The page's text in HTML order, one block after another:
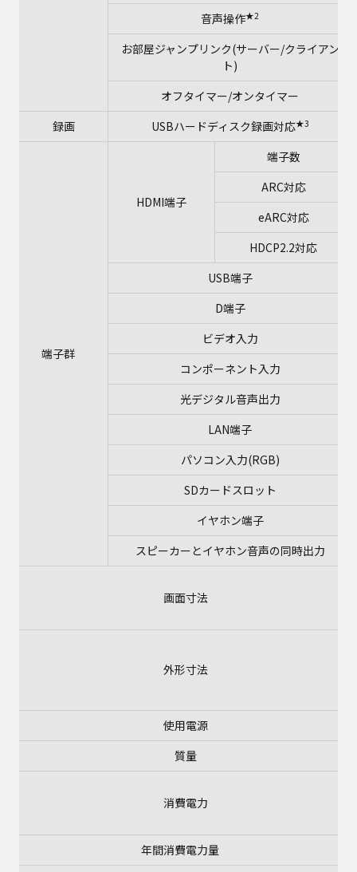
音声操作★2
お部屋ジャンプリンク(サーバー/クライアン
ト)
オフタイマー/オンタイマー
録画
USBハードディスク録画対応★3
端子群
HDMI端子
端子数
ARC対応
eARC対応
HDCP2.2対応
USB端子
D端子
ビデオ入力
コンポーネント入力
光デジタル音声出力
LAN端子
パソコン入力(RGB)
SDカードスロット
イヤホン端子
スピーカーとイヤホン音声の同時出力
画面寸法
外形寸法
使用電源
質量
消費電力
年間消費電力量